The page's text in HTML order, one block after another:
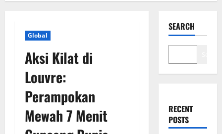
Global
Aksi Kilat di
Louvre:
Perampokan
Mewah 7 Menit
SEARCH
RECENT
POSTS